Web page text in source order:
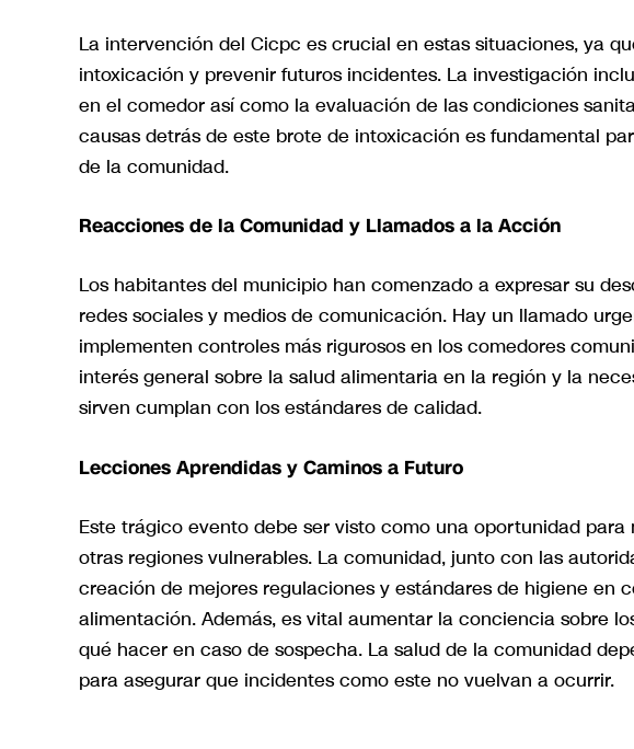
La intervención del Cicpc es crucial en estas situaciones, ya
intoxicación y prevenir futuros incidentes. La investigación
en el comedor así como la evaluación de las condiciones
causas detrás de este brote de intoxicación es fundamental
de la comunidad.
Reacciones de la Comunidad y Llamados a la Acción
Los habitantes del municipio han comenzado a expresar su
redes sociales y medios de comunicación. Hay un llamado
implementen controles más rigurosos en los comedores
interés general sobre la salud alimentaria en la región y la
sirven cumplan con los estándares de calidad.
Lecciones Aprendidas y Caminos a Futuro
Este trágico evento debe ser visto como una oportunidad
otras regiones vulnerables. La comunidad, junto con las
creación de mejores regulaciones y estándares de higiene en
alimentación. Además, es vital aumentar la conciencia sobre
qué hacer en caso de sospecha. La salud de la comunidad
para asegurar que incidentes como este no vuelvan a ocurrir.